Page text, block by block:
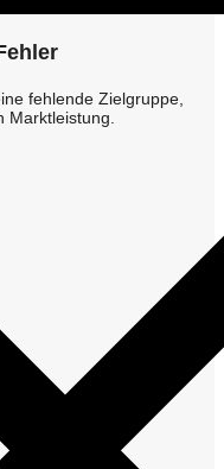
fehlende Zielgruppe,
Marktleistung.